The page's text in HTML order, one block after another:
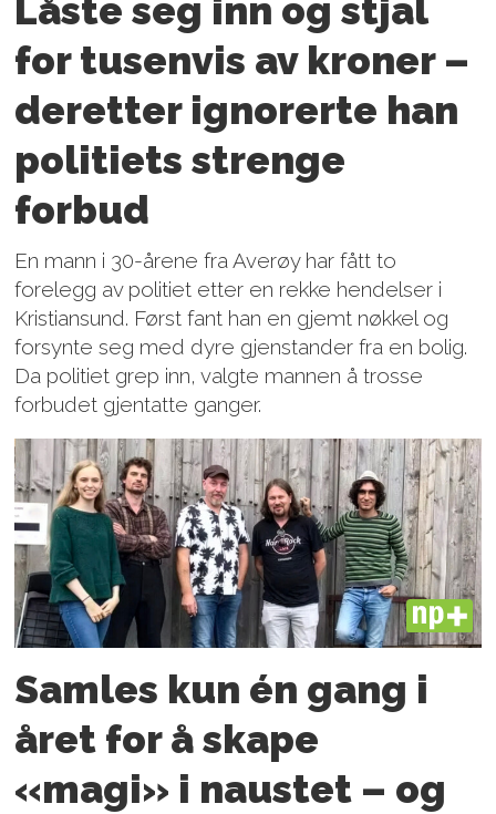
Låste seg inn og stjal
for tusenvis av kroner –
deretter ignorerte han
politiets strenge
forbud
En mann i 30-årene fra Averøy har fått to
forelegg av politiet etter en rekke hendelser i
Kristiansund. Først fant han en gjemt nøkkel og
forsynte seg med dyre gjenstander fra en bolig.
Da politiet grep inn, valgte mannen å trosse
forbudet gjentatte ganger.
PLUS
Samles kun én gang i
året for å skape
«magi» i naustet – og